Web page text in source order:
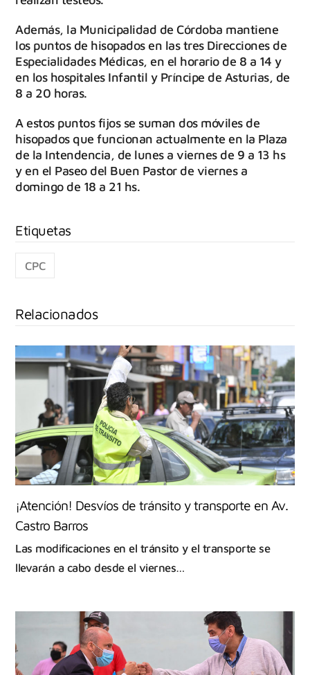
Además, la Municipalidad de Córdoba mantiene
los puntos de hisopados en las tres Direcciones de
Especialidades Médicas, en el horario de 8 a 14 y
en los hospitales Infantil y Príncipe de Asturias, de
8 a 20 horas.
A estos puntos fijos se suman dos móviles de
hisopados que funcionan actualmente en la Plaza
de la Intendencia, de lunes a viernes de 9 a 13 hs
y en el Paseo del Buen Pastor de viernes a
domingo de 18 a 21 hs.
CPC
Relacionados
¡Atención! Desvíos de tránsito y transporte en Av.
Castro Barros
Las modificaciones en el tránsito y el transporte se
llevarán a cabo desde el viernes…